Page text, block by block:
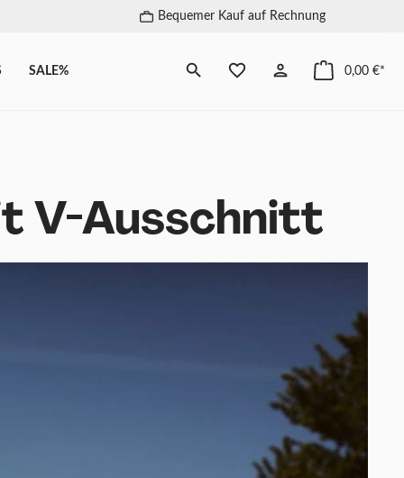
Bequemer Kauf auf Rechnung
SALE% 0,00 €*
V-Ausschnitt